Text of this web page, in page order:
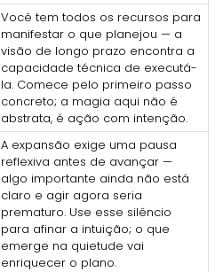
Você tem todos os recursos para
manifestar o que planejou — a
visão de longo prazo encontra a
capacidade técnica de executá-
la. Comece pelo primeiro passo
concreto; a magia aqui não é
abstrata, é ação com intenção.
A expansão exige uma pausa
reflexiva antes de avançar —
algo importante ainda não está
claro e agir agora seria
prematuro. Use esse silêncio
para afinar a intuição; o que
emerge na quietude vai
enriquecer o plano.